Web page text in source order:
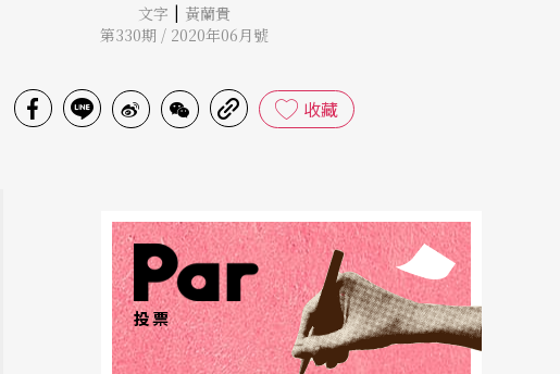
文字 | 黃蘭貴
第330期 / 2020年06月號
收藏
投票